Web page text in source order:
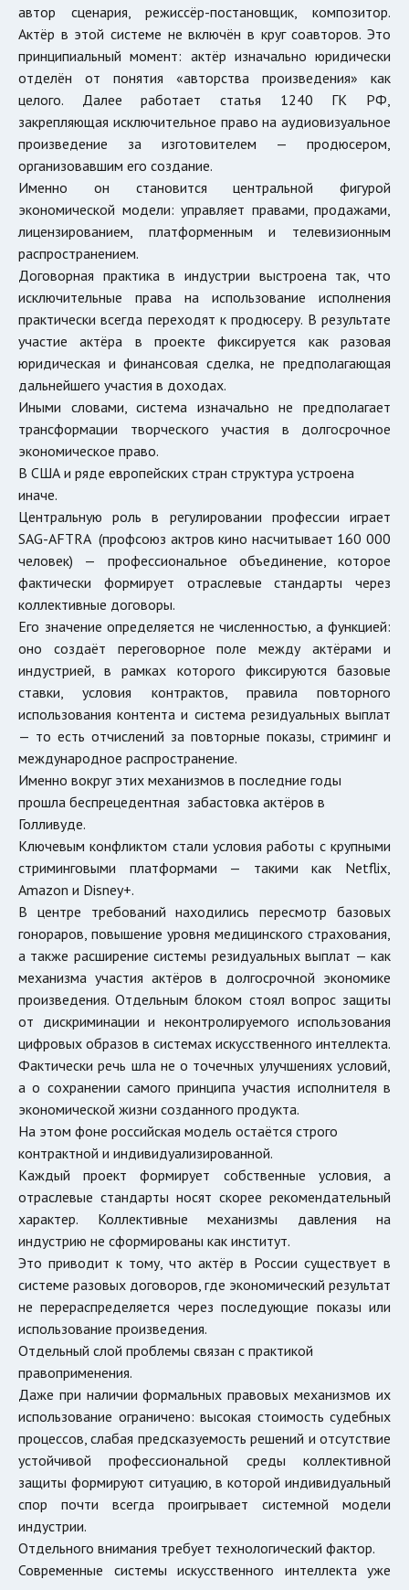
автор сценария, режиссёр-постановщик, композитор.
Актёр в этой системе не включён в круг соавторов. Это
принципиальный момент: актёр изначально юридически
отделён от понятия «авторства произведения» как
целого. Далее работает статья 1240 ГК РФ,
закрепляющая исключительное право на аудиовизуальное
произведение за изготовителем — продюсером,
организовавшим его создание.
Именно он становится центральной фигурой
экономической модели: управляет правами, продажами,
лицензированием, платформенным и телевизионным
распространением.
Договорная практика в индустрии выстроена так, что
исключительные права на использование исполнения
практически всегда переходят к продюсеру. В результате
участие актёра в проекте фиксируется как разовая
юридическая и финансовая сделка, не предполагающая
дальнейшего участия в доходах.
Иными словами, система изначально не предполагает
трансформации творческого участия в долгосрочное
экономическое право.
В США и ряде европейских стран структура устроена
иначе.
Центральную роль в регулировании профессии играет
SAG-AFTRA (профсоюз актров кино насчитывает 160 000
человек) — профессиональное объединение, которое
фактически формирует отраслевые стандарты через
коллективные договоры.
Его значение определяется не численностью, а функцией:
оно создаёт переговорное поле между актёрами и
индустрией, в рамках которого фиксируются базовые
ставки, условия контрактов, правила повторного
использования контента и система резидуальных выплат
— то есть отчислений за повторные показы, стриминг и
международное распространение.
Именно вокруг этих механизмов в последние годы
прошла беспрецедентная забастовка актёров в
Голливуде.
Ключевым конфликтом стали условия работы с крупными
стриминговыми платформами — такими как Netflix
Amazon и Disney+.
В центре требований находились пересмотр базовых
гонораров, повышение уровня медицинского страхования,
а также расширение системы резидуальных выплат — как
механизма участия актёров в долгосрочной экономике
произведения. Отдельным блоком стоял вопрос защиты
от дискриминации и неконтролируемого использования
цифровых образов в системах искусственного интеллекта.
Фактически речь шла не о точечных улучшениях условий,
а о сохранении самого принципа участия исполнителя в
экономической жизни созданного продукта.
На этом фоне российская модель остаётся строго
контрактной и индивидуализированной.
Каждый проект формирует собственные условия, а
отраслевые стандарты носят скорее рекомендательный
характер. Коллективные механизмы давления на
индустрию не сформированы как институт.
Это приводит к тому, что актёр в России существует в
системе разовых договоров, где экономический результат
не перераспределяется через последующие показы или
использование произведения.
Отдельный слой проблемы связан с практикой
правоприменения.
Даже при наличии формальных правовых механизмов их
использование ограничено: высокая стоимость судебных
процессов, слабая предсказуемость решений и отсутствие
устойчивой профессиональной среды коллективной
защиты формируют ситуацию, в которой индивидуальный
спор почти всегда проигрывает системной модели
индустрии.
Отдельного внимания требует технологический фактор.
Современные системы искусственного интеллекта уже